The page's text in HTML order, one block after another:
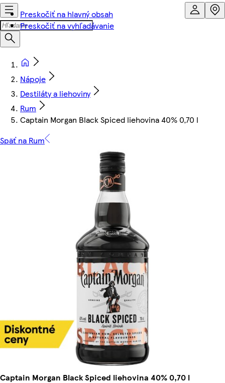
Preskočiť na hlavný obsah
Preskočiť na vyhľadávanie
Nápoje
Destiláty a liehoviny
Rum
Captain Morgan Black Spiced liehovina 40% 0,70 l
Späť na Rum
Captain Morgan Black Spiced liehovina 40% 0,70 l